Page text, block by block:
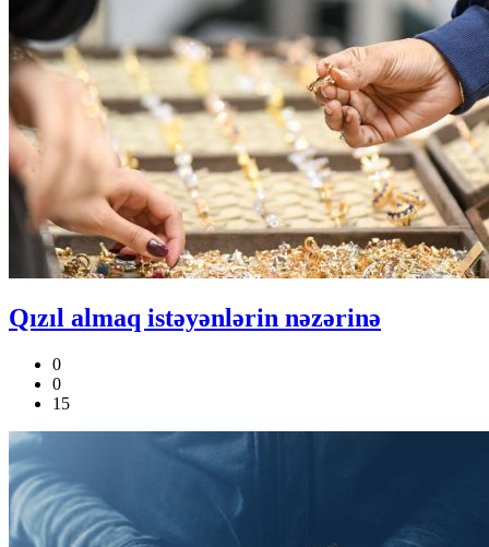
Qızıl almaq istəyənlərin nəzərinə
0
0
15